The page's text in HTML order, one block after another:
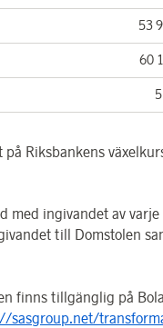
53
60
Riksbankens
med ingivandet av
till Domstolen
finns tillgänglig på
sasgroup.net/